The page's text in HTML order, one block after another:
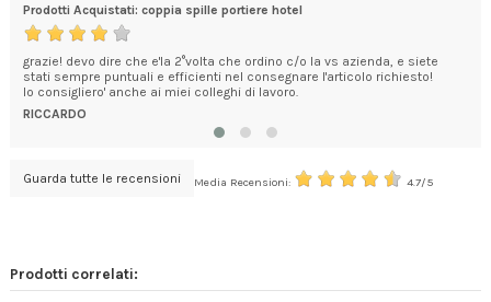
Prodotti Acquistati: coppia spille portiere hotel
grazie! devo dire che e'la 2°volta che ordino c/o la vs azienda, e siete
stati sempre puntuali e efficienti nel consegnare l'articolo richiesto!
lo consigliero' anche ai miei colleghi di lavoro.
RICCARDO
Guarda tutte le recensioni Media Recensioni: 4.7/5
Prodotti correlati: